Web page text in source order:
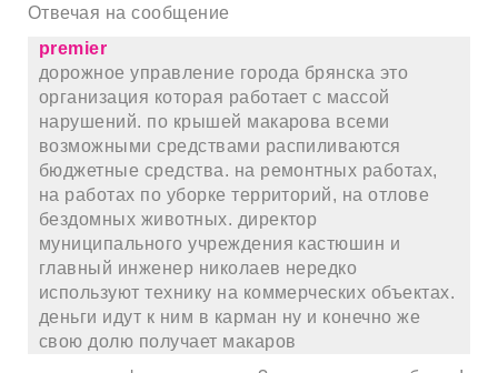
Отвечая на сообщение
premier
дорожное управление города брянска это
организация которая работает с массой
нарушений. по крышей макарова всеми
возможными средствами распиливаются
бюджетные средства. на ремонтных работах,
на работах по уборке территорий, на отлове
бездомных животных. директор
муниципального учреждения кастюшин и
главный инженер николаев нередко
используют технику на коммерческих объектах.
деньги идут к ним в карман ну и конечно же
свою долю получает макаров